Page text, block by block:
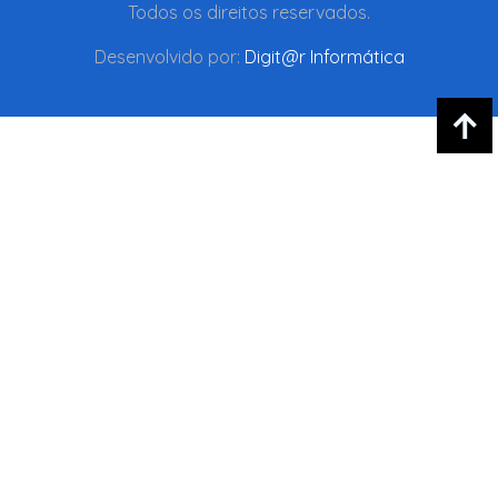
Todos os direitos reservados.
Desenvolvido por: Digit@r Informática